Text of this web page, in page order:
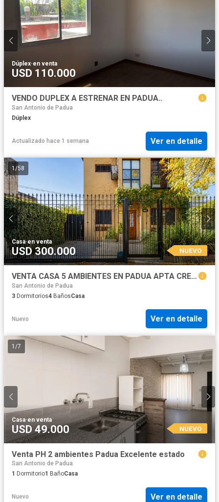
Dúplex·en venta
USD 110.000
VENDO DUPLEX A ESTRENAR EN PADUA..
San Antonio de Padua
Dúplex
Actualizado hace 1 semana Ver en detalle
1/58
Casa·en venta
USD 300.000 NUEVO
VENTA CASA 5 AMBIENTES EN PADUA APTA CREDITO
San Antonio de Padua
3 Dormitorios4 BañosCasa
Nuevo Ver en detalle
1 /7
Casa·en venta
USD 49.000 NUEVO
Venta PH 2 ambientes Padua Excelente estado
San Antonio de Padua
1 Dormitorio1 BañoCasa
Nuevo Ver en detalle